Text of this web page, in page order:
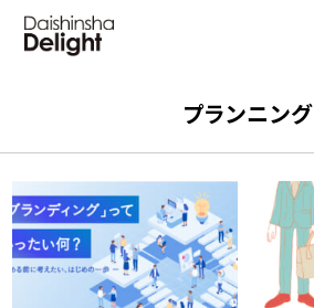
プランニング